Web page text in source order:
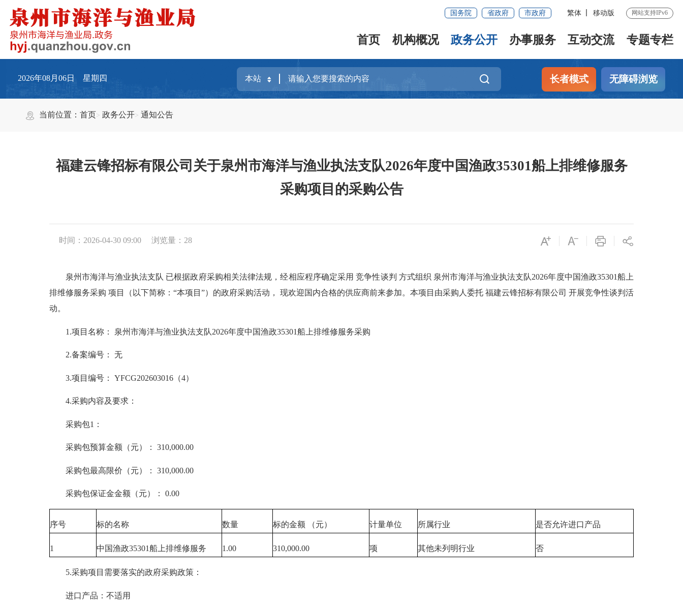
国务院 省政府 市政府 繁体 移动版 网站支持IPv6
首页 机构概况 政务公开 办事服务 互动交流 专题专栏
2026年08月06日 星期四 长者模式 无障碍浏览
当前位置：首页 政务公开 通知公告
福建云锋招标有限公司关于泉州市海洋与渔业执法支队2026年度中国渔政35301船上排维修服务
采购项目的采购公告
时间：2026-04-30 09:00 浏览量： 28
泉州市海洋与渔业执法支队 已根据政府采购相关法律法规，经相应程序确定采用 竞争性谈判 方式组织 泉州市海洋与渔业执法支队2026年度中国渔政35301船上
排维修服务采购 项目（以下简称：“本项目”）的政府采购活动， 现欢迎国内合格的供应商前来参加。本项目由采购人委托 福建云锋招标有限公司 开展竞争性谈判活
动。
1.项目名称： 泉州市海洋与渔业执法支队2026年度中国渔政35301船上排维修服务采购
2.备案编号： 无
3.项目编号： YFCG202603016（4）
4.采购内容及要求：
采购包1：
采购包预算金额（元）： 310,000.00
采购包最高限价（元）： 310,000.00
采购包保证金金额（元）： 0.00
序号 标的名称 数量 标的金额 （元） 计量单位 所属行业 是否允许进口产品
1 中国渔政35301船上排维修服务 1.00 310,000.00 项 其他未列明行业 否
5.采购项目需要落实的政府采购政策：
进口产品：不适用